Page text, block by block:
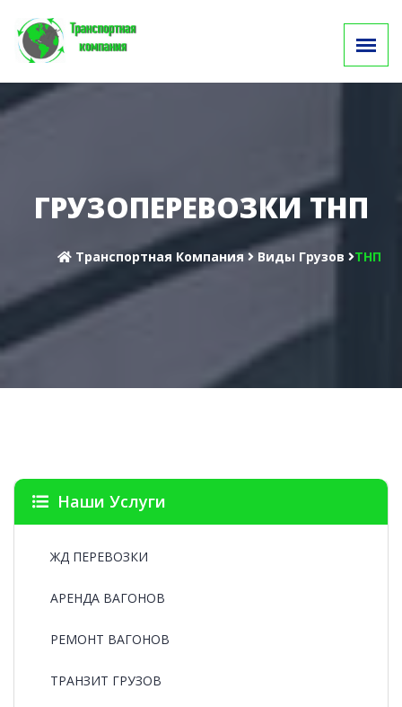
ГРУЗОПЕРЕВОЗКИ ТНП
Транспортная Компания Виды Грузов ТНП
Наши Услуги
ЖД ПЕРЕВОЗКИ
АРЕНДА ВАГОНОВ
РЕМОНТ ВАГОНОВ
ТРАНЗИТ ГРУЗОВ